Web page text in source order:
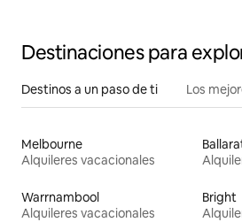
Destinaciones para
Destinos a un paso de ti Los
Melbourne
Alquileres vacacionales
Warrnambool
Alquileres vacacionales
Bright